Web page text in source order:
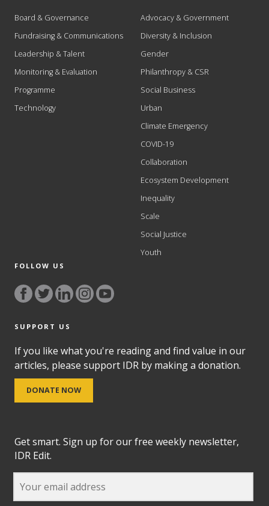
Board & Governance
Fundraising & Communications
Leadership & Talent
Monitoring & Evaluation
Programme
Technology
Advocacy & Government
Diversity & Inclusion
Gender
Philanthropy & CSR
Social Business
Urban
Climate Emergency
COVID-19
Collaboration
Ecosystem Development
Inequality
Scale
Social Justice
Youth
FOLLOW US
SUPPORT US
If you like what you're reading and find value in our
articles, please support IDR by making a donation.
DONATE NOW
Get smart. Sign up for our free weekly newsletter,
IDR Edit.